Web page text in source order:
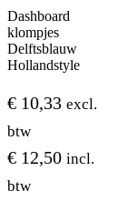
Dashboard
klompjes
Delftsblauw
Hollandstyle
€ 10,33 excl.
btw
€ 12,50 incl.
btw